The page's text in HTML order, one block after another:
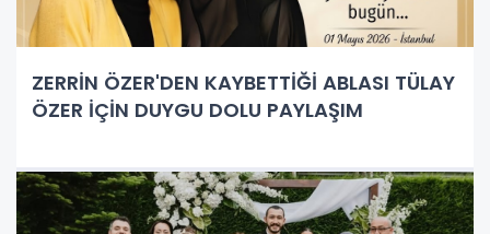
ZERRİN ÖZER'DEN KAYBETTİĞİ ABLASI TÜLAY
ÖZER İÇİN DUYGU DOLU PAYLAŞIM